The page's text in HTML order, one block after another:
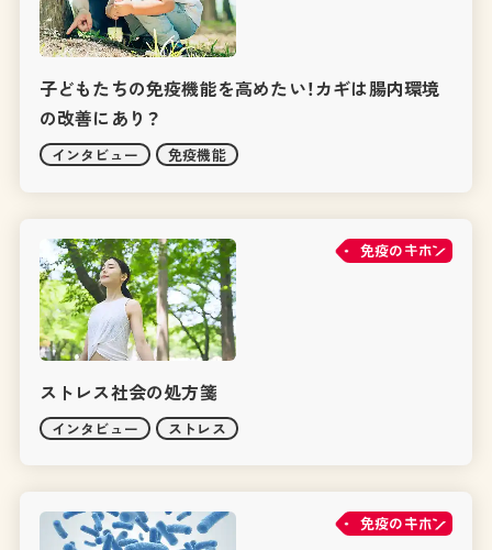
子どもたちの免疫機能を高めたい！カギは腸内環境
の改善にあり？
インタビュー 免疫機能
免疫の
ストレス社会の処方箋
インタビュー ストレス
免疫の